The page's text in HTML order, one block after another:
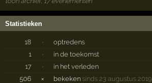
Statistieken
18 ·
optredens
1
·
in de toekomst
17
·
in het verleden
506
× bekeken sinds 23 augustus 2019